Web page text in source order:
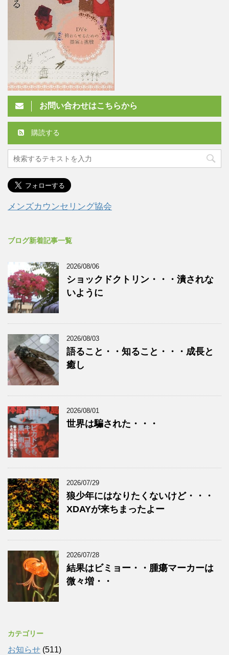
お問い合わせはこちらから
購読する
メンズカウンセリング協会
ブログ新着記事一覧
2026/08/06
ショックドクトリン・・・潰されな
いように
2026/08/03
語ること・・知ること・・・成長と
癒し
2026/08/01
世界は騙された・・・
2026/07/29
狼少年にはなりたくないけど・・・
XDAYが来ちまったよー
2026/07/28
結果はビミョー・・腫瘍マーカーは
微々増・・
カテゴリー
お知らせ (511)